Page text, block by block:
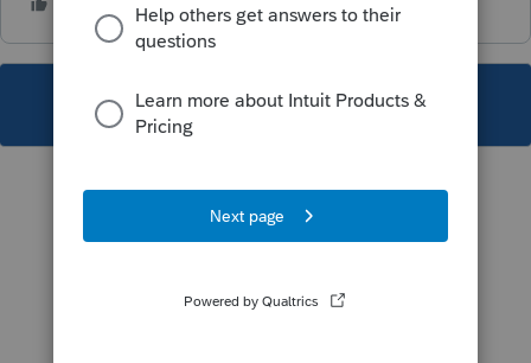
This topic has been closed for replies.